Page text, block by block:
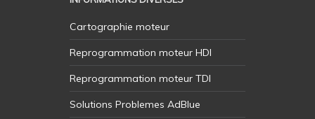
Cartographie moteur
Reprogrammation moteur HDI
Reprogrammation moteur TDI
Solutions Problemes AdBlue